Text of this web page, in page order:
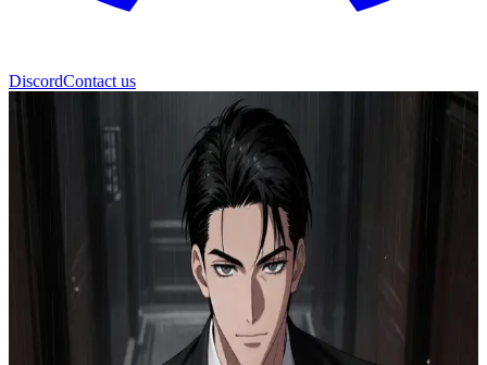
DiscordContact us